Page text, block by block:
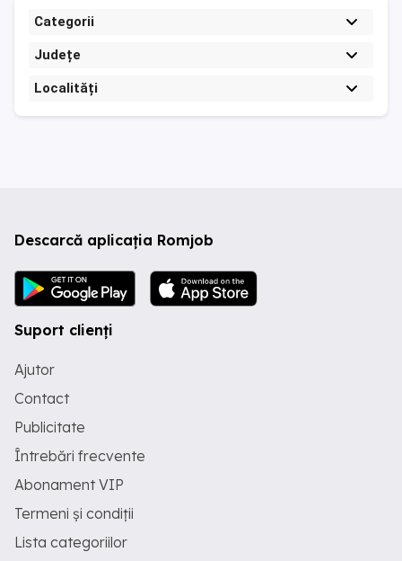
Categorii
Județe
Localități
Descarcă aplicația Romjob
Suport clienți
Ajutor
Contact
Publicitate
Întrebări frecvente
Abonament VIP
Termeni și condiții
Lista categoriilor